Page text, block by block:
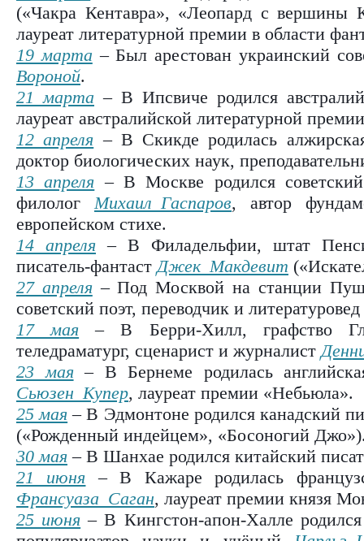
(«Чакра Кентавра», «Леопард с вершины
лауреат литературной премии в области
19 марта – Был арестован украинский
Вороной.
21 марта – В Ипсвиче родился
лауреат австралийской литературной
12 апреля – В Скикде родилась
доктор биологических наук,
13 апреля – В Москве родился
филологМихаил Гаспаров, автор
европейском стихе.
14 апреля – В Филадельфии, штат
писатель-фантастДжек Макдевит
27 апреля– Под Москвой на станции
советский поэт, переводчик и литературовед
17 мая – В Берри-Хилл, графство
теледраматург, сценарист и журналист
23 мая– В Бернеме родилась
Сьюзен Купер, лауреат премии «Небьюла».
25 мая – В Эдмонтоне родился канадский
(«Рожденный индейцем», «Босоногий
30 мая – В Шанхае родился китайский
21 июня – В Кажаре родилась
Франсуаза Саган, лауреат премии князя
25 июня – В Кингстон-апон-Халле родился